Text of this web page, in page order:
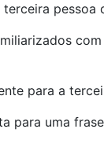
para a
uma